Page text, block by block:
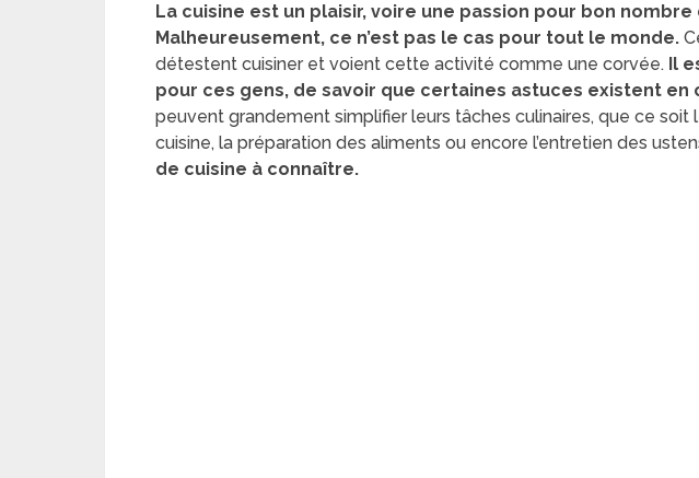
La cuisine est un plaisir, voire une passion pour bon nombre
Malheureusement, ce n’est pas le cas pour tout le monde.
détestent cuisiner et voient cette activité comme une corvée. Il
pour ces gens, de savoir que certaines astuces existent en
peuvent grandement simplifier leurs tâches culinaires, que ce
cuisine, la préparation des aliments ou encore l’entretien des
de cuisine à connaître.